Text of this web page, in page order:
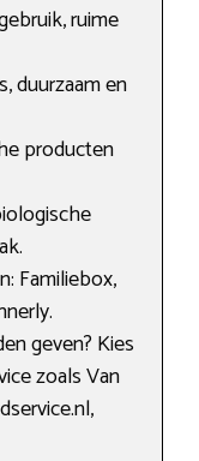
ruime
duurzaam en
producten
Familiebox,
geven? Kies
zoals Van